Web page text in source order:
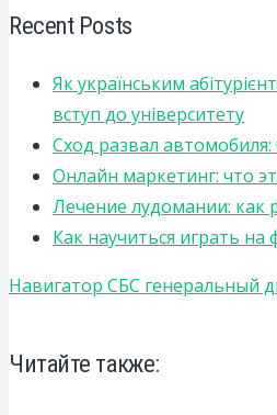
Recent Posts
Як українським
вступ до університету
Сход развал
Онлайн маркетинг: что
Лечение лудомании: как
Как научиться играть
Навигатор СБС генеральный
Читайте также: